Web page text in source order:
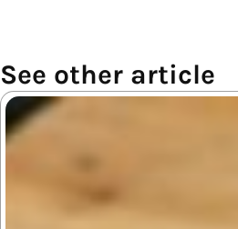
See other article